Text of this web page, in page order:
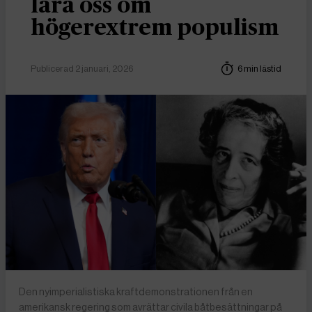
lära oss om
högerextrem populism
Publicerad 2 januari, 2026 6 min lästid
Den nyimperialistiska kraftdemonstrationen från en
amerikansk regering som avrättar civila båtbesättningar på